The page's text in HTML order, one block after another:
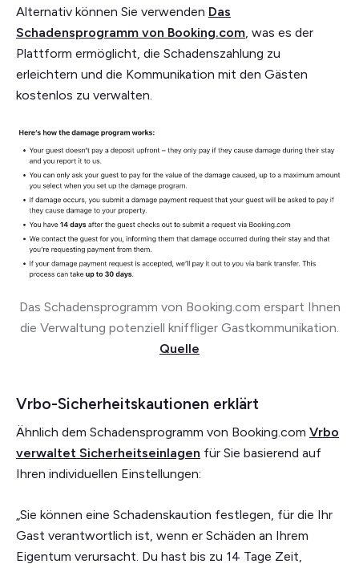
Alternativ können Sie verwenden Das
Schadensprogramm von Booking.com , was es der
Plattform ermöglicht, die Schadenszahlung zu
erleichtern und die Kommunikation mit den Gästen
kostenlos zu verwalten.
Das Schadensprogramm von Booking.com erspart Ihnen
die Verwaltung potenziell kniffliger Gastkommunikation.
Quelle
Vrbo-Sicherheitskautionen erklärt
Ähnlich dem Schadensprogramm von Booking.com Vrbo
verwaltet Sicherheitseinlagen für Sie basierend auf
Ihren individuellen Einstellungen:
„Sie können eine Schadenskaution festlegen, für die Ihr
Gast verantwortlich ist, wenn er Schäden an Ihrem
Eigentum verursacht. Du hast bis zu 14 Tage Zeit,